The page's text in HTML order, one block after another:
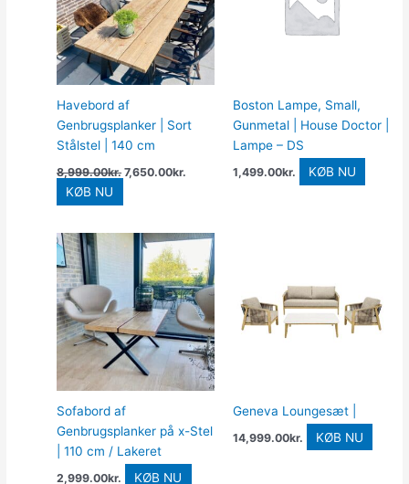
Havebord af
Genbrugsplanker | Sort
Stålstel | 140 cm
8,999.00kr. 7,650.00kr.
KØB NU
Boston Lampe, Small,
Gunmetal | House Doctor |
Lampe – DS
1,499.00kr. KØB NU
Sofabord af
Genbrugsplanker på x-Stel
| 110 cm / Lakeret
2,999.00kr. KØB NU
Geneva Loungesæt |
14,999.00kr. KØB NU